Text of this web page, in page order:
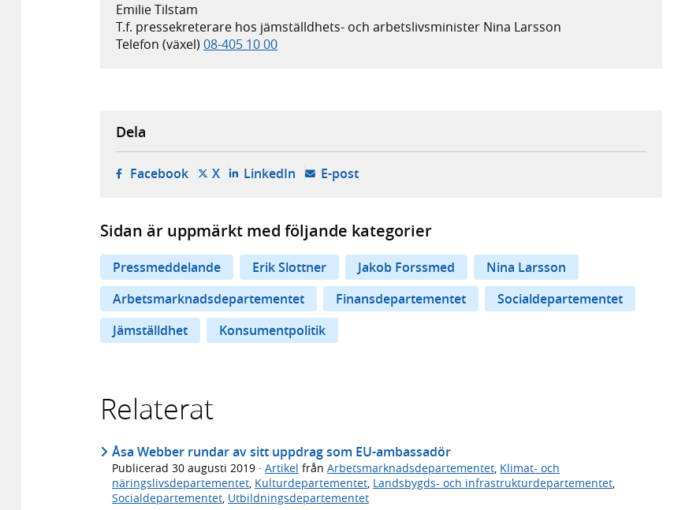
Emilie Tilstam
T.f. pressekreterare hos jämställdhets- och arbetslivs­minister Nina Larsson
Telefon (växel) 08-405 10 00
Dela
Facebook- öppnas i ny flik, extern webbplats,
X- öppnas i ny flik, extern webbplats,
LinkedIn- öppnas i ny flik, extern webbplats,
E-post- öppnar din e-postklient,
Sidan är uppmärkt med följande kategorier
Pressmeddelande Erik Slottner Jakob Forssmed
Nina Larsson
Arbetsmarknadsdepartementet
Finansdepartementet
Socialdepartementet
Jämställdhet
Konsumentpolitik
Relaterat
Åsa Webber rundar av sitt uppdrag som EU-ambassadör
Publicerad 30 augusti 2019 · Artikel från Arbetsmarknadsdepartementet Klimat- och
näringslivsdepartementet Kulturdepartementet Landsbygds- och infrastrukturdepartementet
Socialdepartementet Utbildningsdepartementet